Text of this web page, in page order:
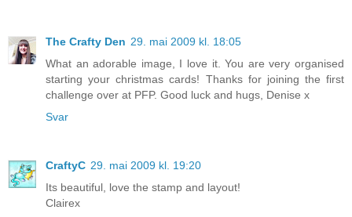
The Crafty Den 29. mai 2009 kl. 18:05
What an adorable image, I love it. You are very organised
starting your christmas cards! Thanks for joining the first
challenge over at PFP. Good luck and hugs, Denise x
Svar
CraftyC 29. mai 2009 kl. 19:20
Its beautiful, love the stamp and layout!
Clairex